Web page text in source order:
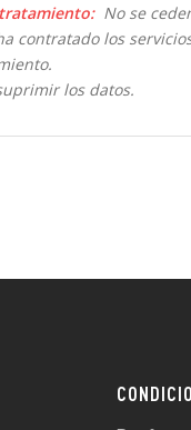
No se
contratado los
los datos.